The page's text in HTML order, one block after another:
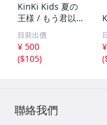
KinKi Kids 夏の
王様 / もう君以外
愛せない シング
ル /CD /JECN-001
1/A1202
目前出價
¥ 500
($105)
(
聯絡我們